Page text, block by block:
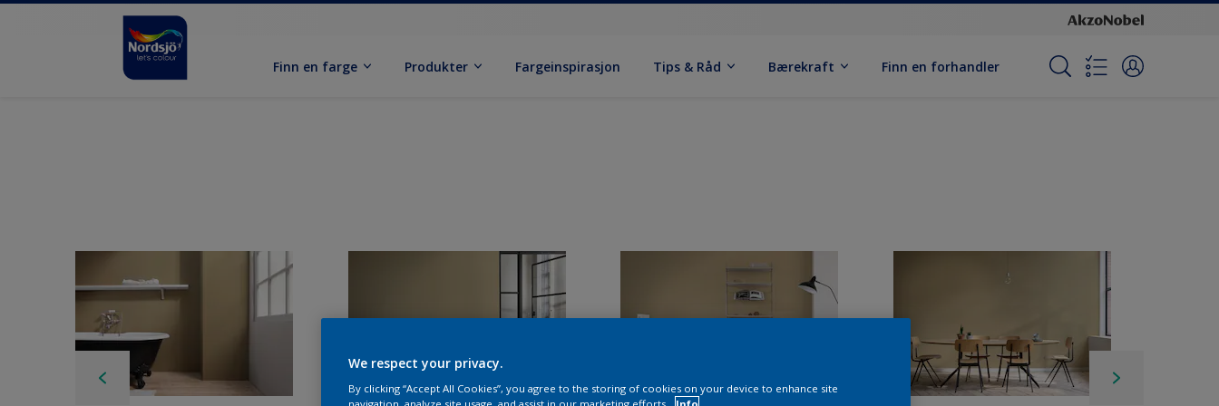
Finn en farge Produkter Fargeinspirasjon Tips & Råd Bærekraft Finn en forhandler
We respect your privacy.
By clicking “Accept All Cookies”, you agree to the storing of cookies on your device to enhance site